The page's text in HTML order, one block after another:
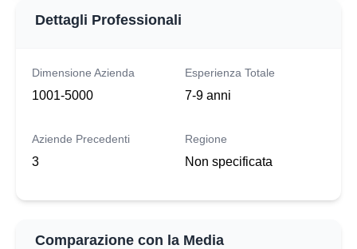
Dettagli Professionali
Dimensione Azienda
1001-5000
Esperienza Totale
7-9 anni
Aziende Precedenti
3
Regione
Non specificata
Comparazione con la Media